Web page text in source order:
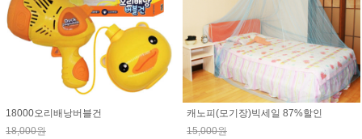
18000오리배낭버블건
18,000원
캐노피(모기장)빅세일 87%할인
15,000원